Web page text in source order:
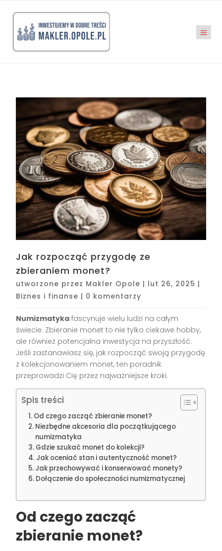
Jak rozpocząć przygodę ze
zbieraniem monet?
utworzone przez Makler Opole | lut 26, 2025 |
Biznes i finanse | 0 komentarzy
Numizmatyka fascynuje wielu ludzi na całym
świecie. Zbieranie monet to nie tylko ciekawe hobby,
ale również potencjalna inwestycja na przyszłość.
Jeśli zastanawiasz się, jak rozpocząć swoją przygodę
z kolekcjonowaniem monet, ten poradnik
przeprowadzi Cię przez najważniejsze kroki.
Spis treści
Od czego zacząć zbieranie monet?
Niezbędne akcesoria dla początkującego
numizmatyka
Gdzie szukać monet do kolekcji?
Jak oceniać stan i autentyczność monet?
Jak przechowywać i konserwować monety?
Dołączenie do społeczności numizmatycznej
Od czego zacząć
zbieranie monet?